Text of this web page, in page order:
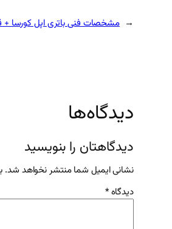
← مشخصات فنی باتری اپل کورسا
دیدگاه‌ها
دیدگاهتان را بنویسید
نشانی ایمیل شما منتشر نخواهد شد.
دیدگاه*